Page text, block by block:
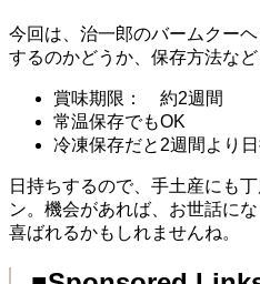
今回は、治一郎のバームクー
するのかどうか、保存方法など
賞味期限： 約2週間
常温保存でもOK
冷凍保存だと2週間より
日持ちするので、手土産にも
ン。機会があれば、お世話に
喜ばれるかもしれませんね。